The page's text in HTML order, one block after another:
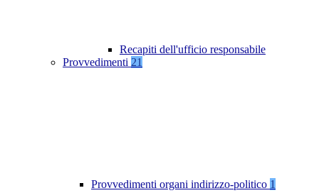
Recapiti dell'ufficio responsabile
Provvedimenti 21
Provvedimenti organi indirizzo-politico 1